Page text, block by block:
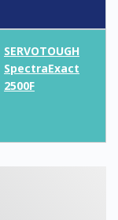
SERVOTOUGH
SpectraExact
2500F